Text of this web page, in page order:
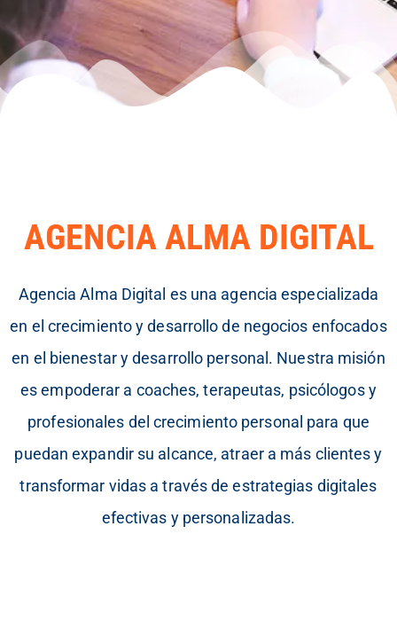
AGENCIA ALMA DIGITAL
Agencia Alma Digital es una agencia especializada
en el crecimiento ydesarrollode negocios enfocados
en el bienestar y desarrollo personal. Nuestra misión
esempoderar a coaches, terapeutas, psicólogos y
profesionales del crecimiento personal para que
puedan expandir su alcance, atraer a más clientes y
transformar vidas através de estrategias digitales
efectivas y personalizadas.